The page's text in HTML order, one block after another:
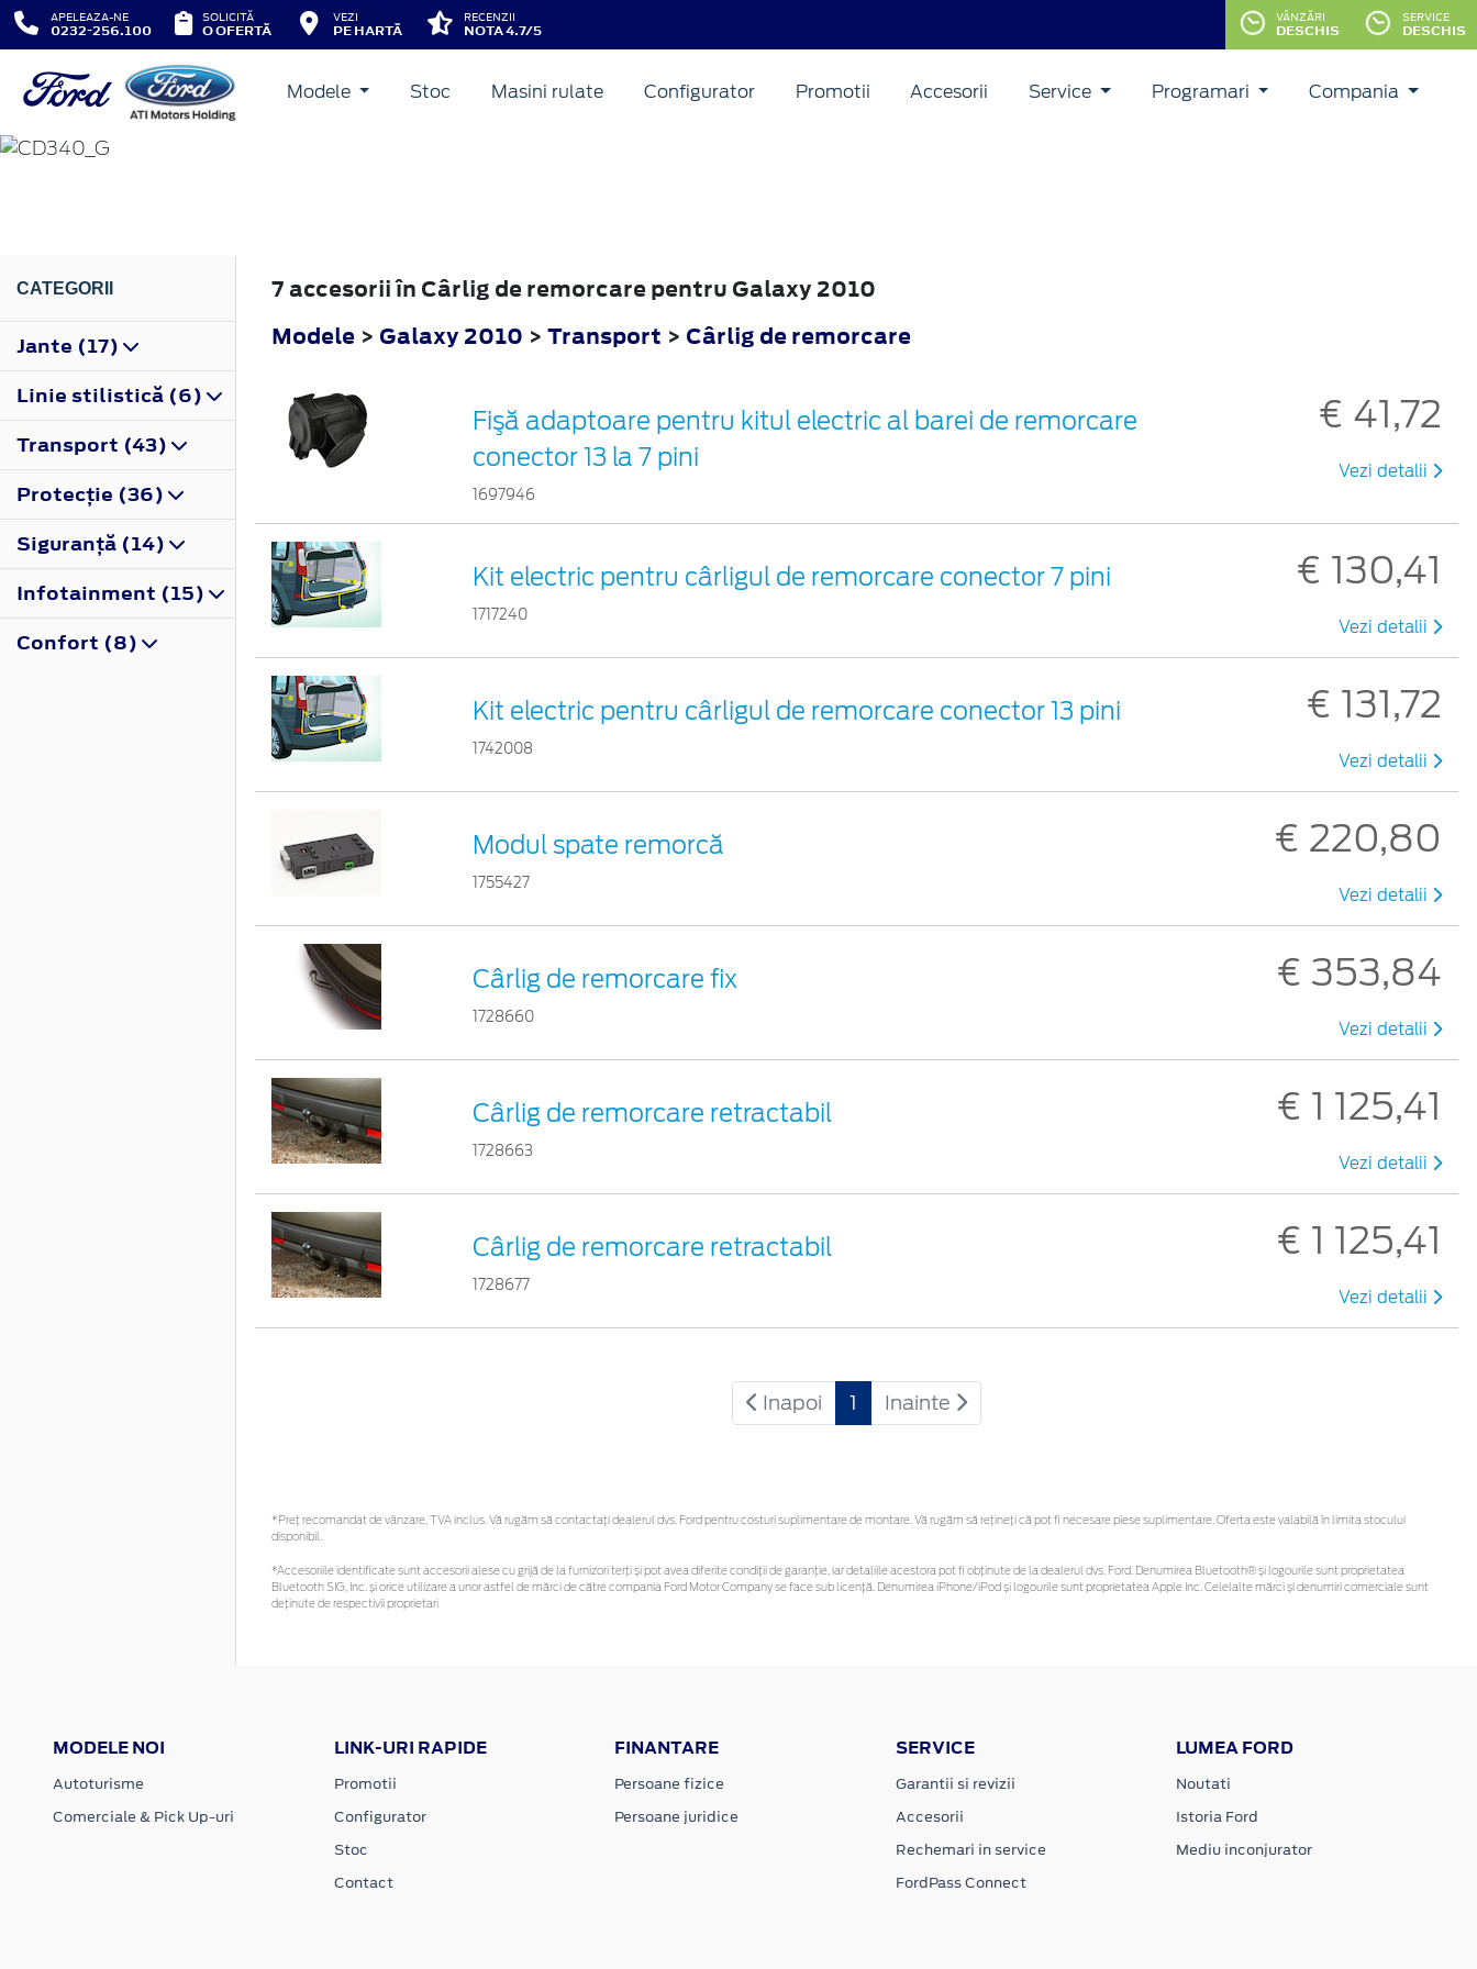
APELEAZA-NE
0232-256.100
SOLICITĂ
O OFERTĂ
VEZI
PE HARTĂ
RECENZII
NOTA 4.7/5
VÂNZĂRI
DESCHIS
SERVICE
DESCHIS
Modele Stoc Masini rulate Configurator Promotii Accesorii Service Programari Compania
GALAXY
CATEGORII
Jante (17)
Linie stilistică (6)
Transport (43)
Protecţie (36)
Siguranţă (14)
Infotainment (15)
Confort (8)
7 accesorii în Cârlig de remorcare pentru Galaxy 2010
Modele > Galaxy 2010 > Transport > Cârlig de remorcare
Fişă adaptoare pentru kitul electric al barei de remorcare
conector 13 la 7 pini
1697946
€ 41,72
Vezi detalii
Kit electric pentru cârligul de remorcare conector 7 pini
1717240
€ 130,41
Vezi detalii
Kit electric pentru cârligul de remorcare conector 13 pini
1742008
€ 131,72
Vezi detalii
Modul spate remorcă
1755427
€ 220,80
Vezi detalii
Cârlig de remorcare fix
1728660
€ 353,84
Vezi detalii
Cârlig de remorcare retractabil
1728663
€ 1 125,41
Vezi detalii
Cârlig de remorcare retractabil
1728677
€ 1 125,41
Vezi detalii
Inapoi 1 Inainte
*Preţ recomandat de vânzare, TVA inclus. Vă rugăm să contactaţi dealerul dvs. Ford pentru costuri suplimentare de montare. Vă rugăm să rețineți că pot fi necesare piese suplimentare. Oferta este valabilă în limita stocului
disponibil.
*Accesoriile identificate sunt accesorii alese cu grijă de la furnizori terți și pot avea diferite condiții de garanție, iar detaliile acestora pot fi obținute de la dealerul dvs. Ford. Denumirea Bluetooth® și logourile sunt proprietatea
Bluetooth SIG, Inc. și orice utilizare a unor astfel de mărci de către compania Ford Motor Company se face sub licență. Denumirea iPhone/iPod și logourile sunt proprietatea Apple Inc. Celelalte mărci și denumiri comerciale sunt
deținute de respectivii proprietari
MODELE NOI
Autoturisme
Comerciale & Pick Up-uri
LINK-URI RAPIDE
Promotii
Configurator
Stoc
Contact
FINANTARE
Persoane fizice
Persoane juridice
SERVICE
Garantii si revizii
Accesorii
Rechemari in service
FordPass Connect
LUMEA FORD
Noutati
Istoria Ford
Mediu inconjurator